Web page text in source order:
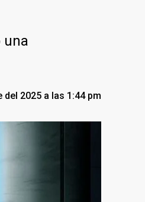
una
2025 a las 1:44 pm